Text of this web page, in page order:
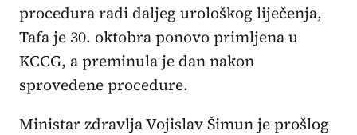
procedura radi daljeg urološkog liječenja,
Tafa je 30. oktobra ponovo primljena u
KCCG, a preminula je dan nakon
sprovedene procedure.
Ministar zdravlja Vojislav Šimun je prošlog